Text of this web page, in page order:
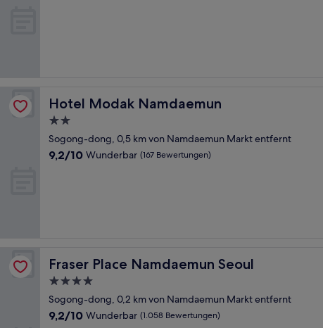
Hotel Modak Namdaemun
Hotel Modak Namdaemun
2.0-
Sterne-
Unterkunft
Sogong-dong, 0,5 km von Namdaemun Markt entfernt
9.2
9,2/10 Wunderbar (167 Bewertungen)
Fraser Place Namdaemun Seoul
Fraser Place Namdaemun Seoul
4.0-
Sterne-
Unterkunft
Sogong-dong, 0,2 km von Namdaemun Markt entfernt
9.2
9,2/10 Wunderbar (1.058 Bewertungen)